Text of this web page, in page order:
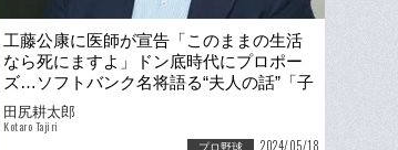
工藤公康に医師が宣告「このままの生活
なら死にますよ」ドン底時代にプロポー
ズ…ソフトバンク名将語る“夫人の話”「子
を生観戦させなかった」理由
田尻耕太郎
Kotaro Tajiri
プロ野球 2024/05/18